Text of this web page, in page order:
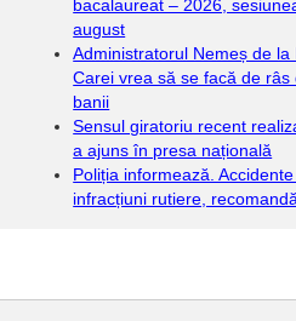
bacalaureat – 2026,
august
Administratorul Nemeș de la
Carei vrea să se facă de râs
banii
Sensul giratoriu recent
a ajuns în presa națională
Poliția informează. Accidente
infracțiuni rutiere,